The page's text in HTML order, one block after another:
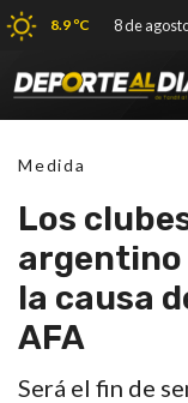
8.9 ºC 8 de
Medida
Los
argentino
la causa
AFA
Será el fin de